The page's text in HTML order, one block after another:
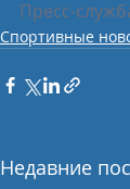
Пресс-
Спортивные
Недавние